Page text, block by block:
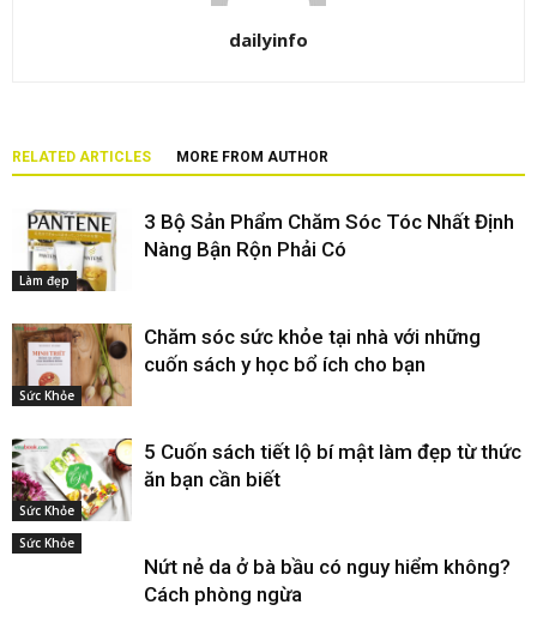
dailyinfo
RELATED ARTICLES MORE FROM AUTHOR
Làm đẹp
3 Bộ Sản Phẩm Chăm Sóc Tóc Nhất Định
Nàng Bận Rộn Phải Có
Sức Khỏe
Chăm sóc sức khỏe tại nhà với những
cuốn sách y học bổ ích cho bạn
Sức Khỏe
5 Cuốn sách tiết lộ bí mật làm đẹp từ thức
ăn bạn cần biết
Sức Khỏe
Nứt nẻ da ở bà bầu có nguy hiểm không?
Cách phòng ngừa